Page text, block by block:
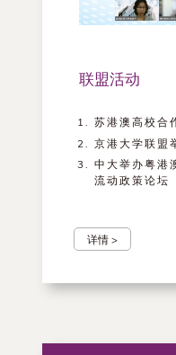
联盟活动
苏港澳高校合
京港大学联盟
中大举办粤港
流动政策论坛
详情 >